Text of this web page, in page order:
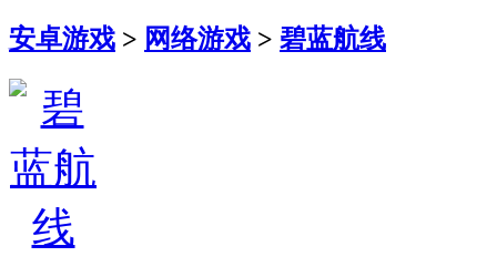
安卓游戏 > 网络游戏 > 碧蓝航线